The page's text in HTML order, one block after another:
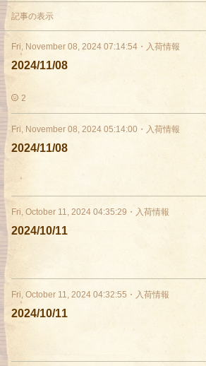
記事の表示
Fri, November 08, 2024 07:14:54 ・ 入荷情報
2024/11/08
2
Fri, November 08, 2024 05:14:00 ・ 入荷情報
2024/11/08
Fri, October 11, 2024 04:35:29 ・ 入荷情報
2024/10/11
Fri, October 11, 2024 04:32:55 ・ 入荷情報
2024/10/11